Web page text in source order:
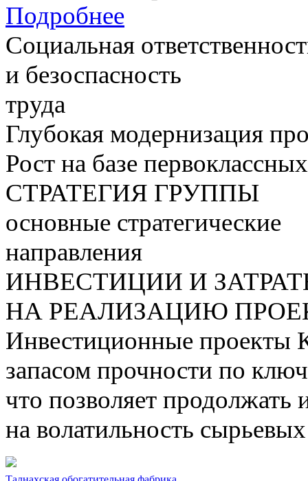
Подробнее
Социальная
и безоспасность
труда
Глубокая модернизация
Рост на базе
СТРАТЕГИЯ ГРУППЫ
основные стратегические
направления
ИНВЕСТИЦИИ И
НА РЕАЛИЗАЦИЮ
Инвестиционные проекты
запасом прочности по
что позволяет продолжать
на волатильность